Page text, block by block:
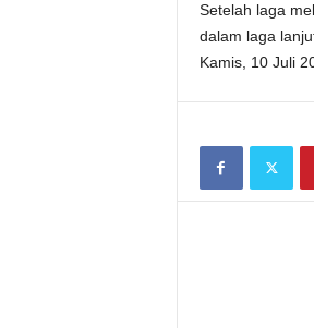
Setelah laga
dalam laga
Kamis, 10 Juli